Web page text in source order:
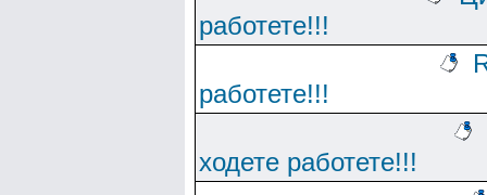
работете!!!
работете!!!
ходете работете!!!